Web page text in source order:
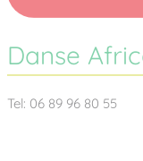
Danse
Tel: 06 89 96 80 55